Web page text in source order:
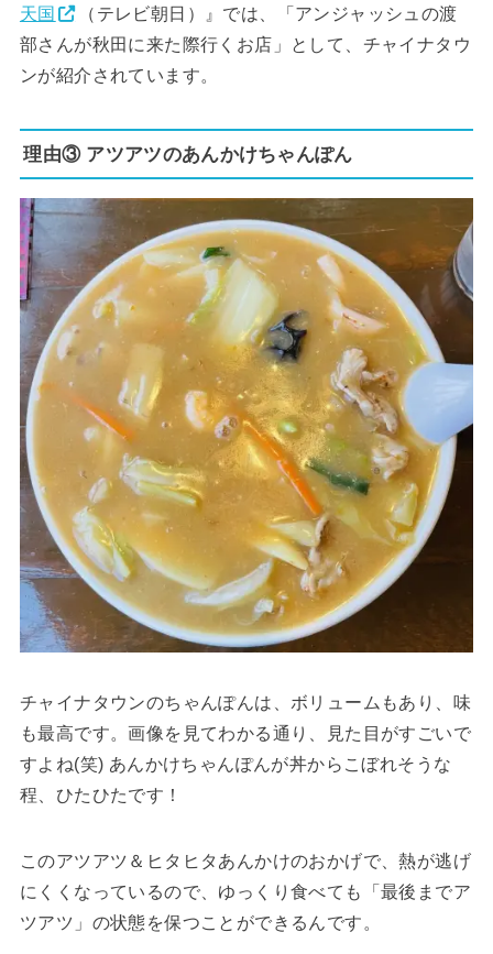
天国
（テレビ朝日）』では、「アンジャッシュの渡
部さんが秋田に来た際行くお店」として、チャイナタウ
ンが紹介されています。
理由③ アツアツのあんかけちゃんぽん
チャイナタウンのちゃんぽんは、ボリュームもあり、味
も最高です。画像を見てわかる通り、見た目がすごいで
すよね(笑) あんかけちゃんぽんが丼からこぼれそうな
程、ひたひたです！
このアツアツ＆ヒタヒタあんかけのおかげで、熱が逃げ
にくくなっているので、ゆっくり食べても「最後までア
ツアツ」の状態を保つことができるんです。